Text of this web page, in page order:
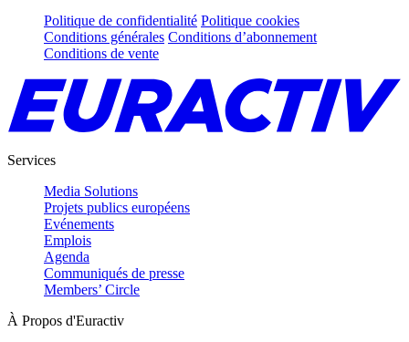
Politique de confidentialité Politique cookies
Conditions générales Conditions d’abonnement
Conditions de vente
Services
Media Solutions
Projets publics européens
Evénements
Emplois
Agenda
Communiqués de presse
Members’ Circle
À Propos d'Euractiv